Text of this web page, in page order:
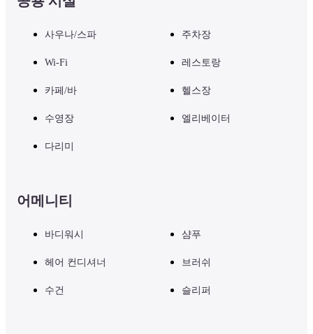
사우나/스파 주차장
Wi-Fi 레스토랑
카페/바 헬스장
수영장 엘리베이터
다리미
어메니티
바디워시 샴푸
헤어 컨디셔너 브러쉬
수건 슬리퍼